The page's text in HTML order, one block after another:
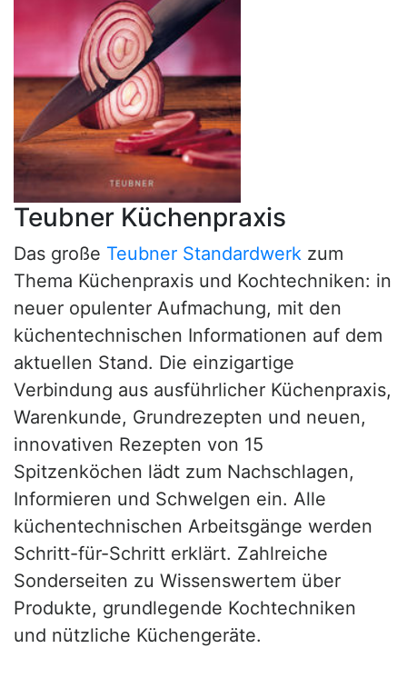
Teubner Küchenpraxis
Das große Teubner Standardwerk zum
Thema Küchenpraxis und Kochtechniken: in
neuer opulenter Aufmachung, mit den
küchentechnischen Informationen auf dem
aktuellen Stand. Die einzigartige
Verbindung aus ausführlicher Küchenpraxis,
Warenkunde, Grundrezepten und neuen,
innovativen Rezepten von 15
Spitzenköchen lädt zum Nachschlagen,
Informieren und Schwelgen ein. Alle
küchentechnischen Arbeitsgänge werden
Schritt-für-Schritt erklärt. Zahlreiche
Sonderseiten zu Wissenswertem über
Produkte, grundlegende Kochtechniken
und nützliche Küchengeräte.